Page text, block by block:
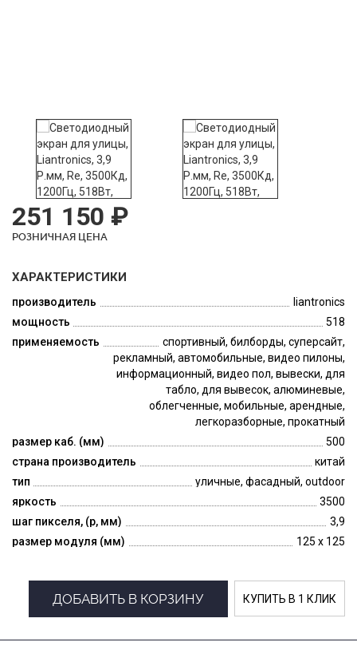
251 150 ₽
РОЗНИЧНАЯ ЦЕНА
ХАРАКТЕРИСТИКИ
производитель
liantronics
мощность
518
применяемость
спортивный, билборды, суперсайт,
рекламный, автомобильные, видео пилоны,
информационный, видео пол, вывески, для
табло, для вывесок, алюминевые,
облегченные, мобильные, арендные,
легкоразборные, прокатный
размер каб. (мм)
500
страна производитель
китай
тип
уличные, фасадный, outdoor
яркость
3500
шаг пикселя, (p, мм)
3,9
размер модуля (мм)
125 x 125
ДОБАВИТЬ В КОРЗИНУ КУПИТЬ В 1 КЛИК